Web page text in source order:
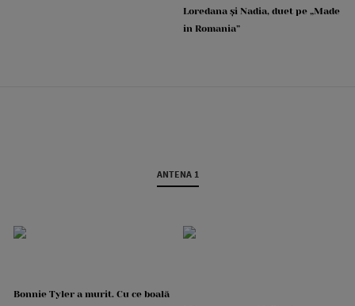
Loredana și Nadia, duet pe „Made
in Romania”
ANTENA 1
Bonnie Tyler a murit. Cu ce boală